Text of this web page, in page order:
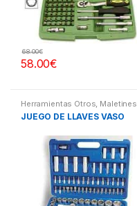
58.00€
68.00€
Herramientas Otros, Maletines
Herramientas, Extractores,
Compresímetros, otros
JUEGO DE LLAVES VASO